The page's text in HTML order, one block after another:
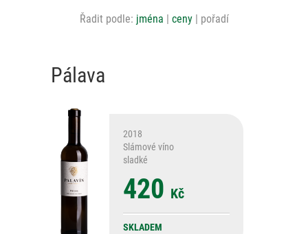
Řadit podle: jména ceny pořadí
Pálava
2018
Slámové víno
sladké
420 Kč
SKLADEM